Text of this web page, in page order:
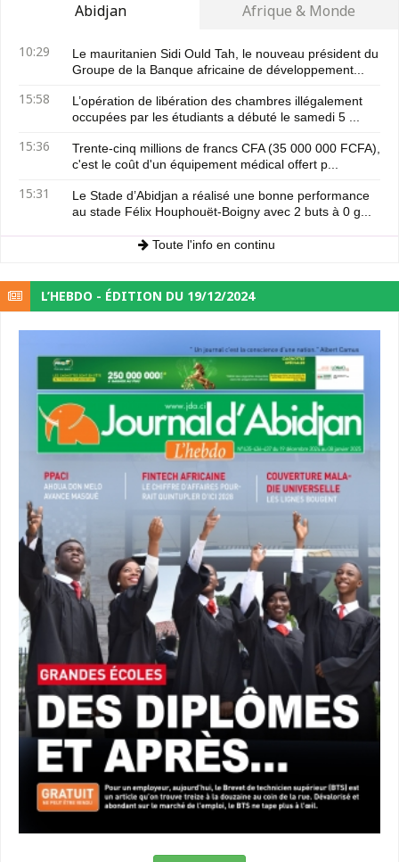
Abidjan Afrique & Monde
10:29
Le mauritanien Sidi Ould Tah, le nouveau président du
Groupe de la Banque africaine de développement...
15:58
L’opération de libération des chambres illégalement
occupées par les étudiants a débuté le samedi 5 ...
15:36
Trente-cinq millions de francs CFA (35 000 000 FCFA),
c'est le coût d'un équipement médical offert p...
15:31
Le Stade d’Abidjan a réalisé une bonne performance
au stade Félix Houphouët-Boigny avec 2 buts à 0 g...
Toute l'info en continu
L’HEBDO - ÉDITION DU 19/12/2024